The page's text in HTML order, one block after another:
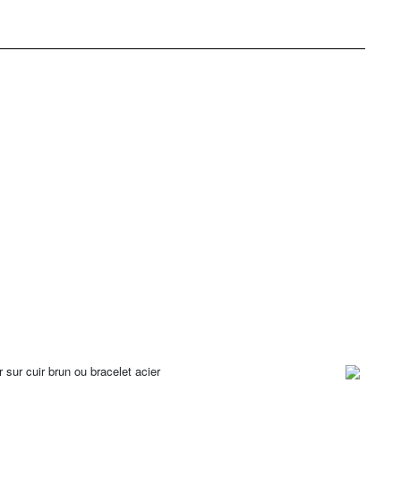
cuir brun ou bracelet acier